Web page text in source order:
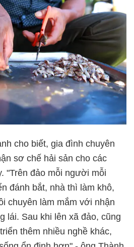
cho biết, gia đình chuyên
sơ chế hải sản cho các
"Trên đảo mỗi người mỗi
đánh bắt, nhà thì làm khô,
chuyên làm mắm với nhận
lái. Sau khi lên xã đảo, cũng
thêm nhiều nghề khác,